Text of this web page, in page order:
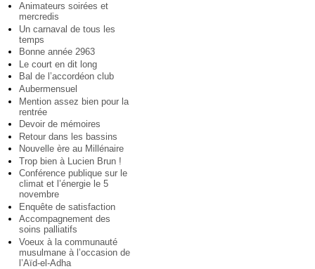
Animateurs soirées et
mercredis
Un carnaval de tous les
temps
Bonne année 2963
Le court en dit long
Bal de l’accordéon club
Aubermensuel
Mention assez bien pour la
rentrée
Devoir de mémoires
Retour dans les bassins
Nouvelle ère au Millénaire
Trop bien à Lucien Brun !
Conférence publique sur le
climat et l’énergie le 5
novembre
Enquête de satisfaction
Accompagnement des
soins palliatifs
Voeux à la communauté
musulmane à l’occasion de
l’Aïd-el-Adha